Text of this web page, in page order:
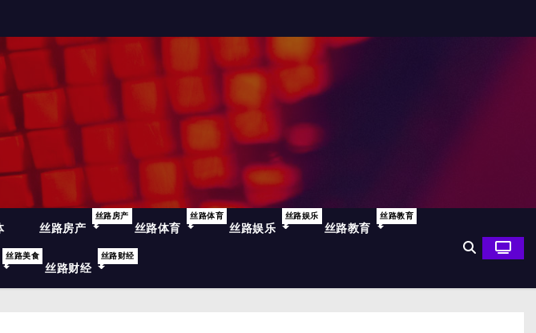
丝路房产
丝路房产
丝路体育
丝路体育
丝路娱乐
丝路娱乐
丝路教育
丝路教育
丝路美食
丝路财经
丝路财经